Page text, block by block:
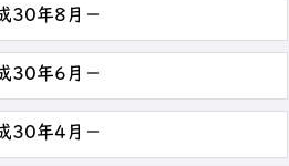
30年8月－
30年6月－
30年4月－